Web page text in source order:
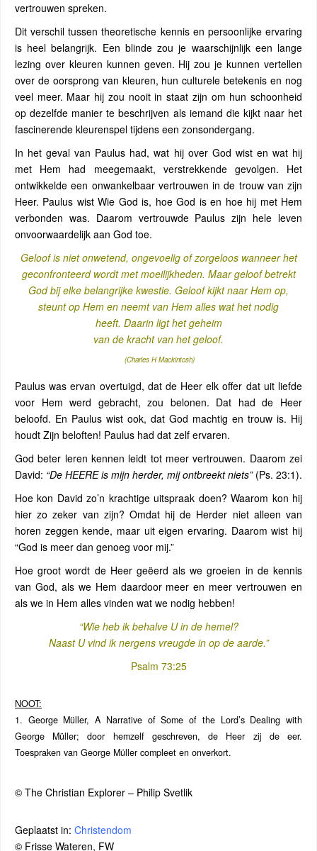
vertrouwen spreken.
Dit verschil tussen theoretische kennis en persoonlijke ervaring
is heel belangrijk. Een blinde zou je waarschijnlijk een lange
lezing over kleuren kunnen geven. Hij zou je kunnen vertellen
over de oorsprong van kleuren, hun culturele betekenis en nog
veel meer. Maar hij zou nooit in staat zijn om hun schoonheid
op dezelfde manier te beschrijven als iemand die kijkt naar het
fascinerende kleurenspel tijdens een zonsondergang.
In het geval van Paulus had, wat hij over God wist en wat hij
met Hem had meegemaakt, verstrekkende gevolgen. Het
ontwikkelde een onwankelbaar vertrouwen in de trouw van zijn
Heer. Paulus wist Wie God is, hoe God is en hoe hij met Hem
verbonden was. Daarom vertrouwde Paulus zijn hele leven
onvoorwaardelijk aan God toe.
Geloof is niet onwetend, ongevoelig of zorgeloos wanneer het
geconfronteerd wordt met moeilijkheden. Maar geloof betrekt
God bij elke belangrijke kwestie. Geloof kijkt naar Hem op,
steunt op Hem en neemt van Hem alles wat het nodig
heeft. Daarin ligt het geheim
van de kracht van het geloof.
(Charles H Mackintosh)
Paulus was ervan overtuigd, dat de Heer elk offer dat uit liefde
voor Hem werd gebracht, zou belonen. Dat had de Heer
beloofd. En Paulus wist ook, dat God machtig en trouw is. Hij
houdt Zijn beloften! Paulus had dat zelf ervaren.
God beter leren kennen leidt tot meer vertrouwen. Daarom zei
David: “De HEERE is mijn herder, mij ontbreekt niets”(Ps. 23:1).
Hoe kon David zo’n krachtige uitspraak doen? Waarom kon hij
hier zo zeker van zijn? Omdat hij de Herder niet alleen van
horen zeggen kende, maar uit eigen ervaring. Daarom wist hij
“God is meer dan genoeg voor mij.”
Hoe groot wordt de Heer geëerd als we groeien in de kennis
van God, als we Hem daardoor meer en meer vertrouwen en
als we in Hem alles vinden wat we nodig hebben!
“Wie heb ik behalve U in de hemel?
Naast U vind ik nergens vreugde in op de aarde.”
Psalm 73:25
NOOT:
1. George Müller, A Narrative of Some of the Lord’s Dealing with
George Müller; door hemzelf geschreven, de Heer zij de eer.
Toespraken van George Müller compleet en onverkort.
© The Christian Explorer – Philip Svetlik
Geplaatst in: Christendom
© Frisse Wateren, FW